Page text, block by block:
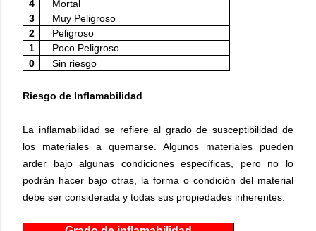
4
Mortal
3
Muy Peligroso
2
Peligroso
1
Poco Peligroso
0
Sin riesgo
Riesgo de Inflamabilidad
La inflamabilidad se refiere al grado de susceptibilidad de
los materiales a quemarse. Algunos materiales pueden
arder bajo algunas condiciones específicas, pero no lo
podrán hacer bajo otras, la forma o condición del material
debe ser considerada y todas sus propiedades inherentes.